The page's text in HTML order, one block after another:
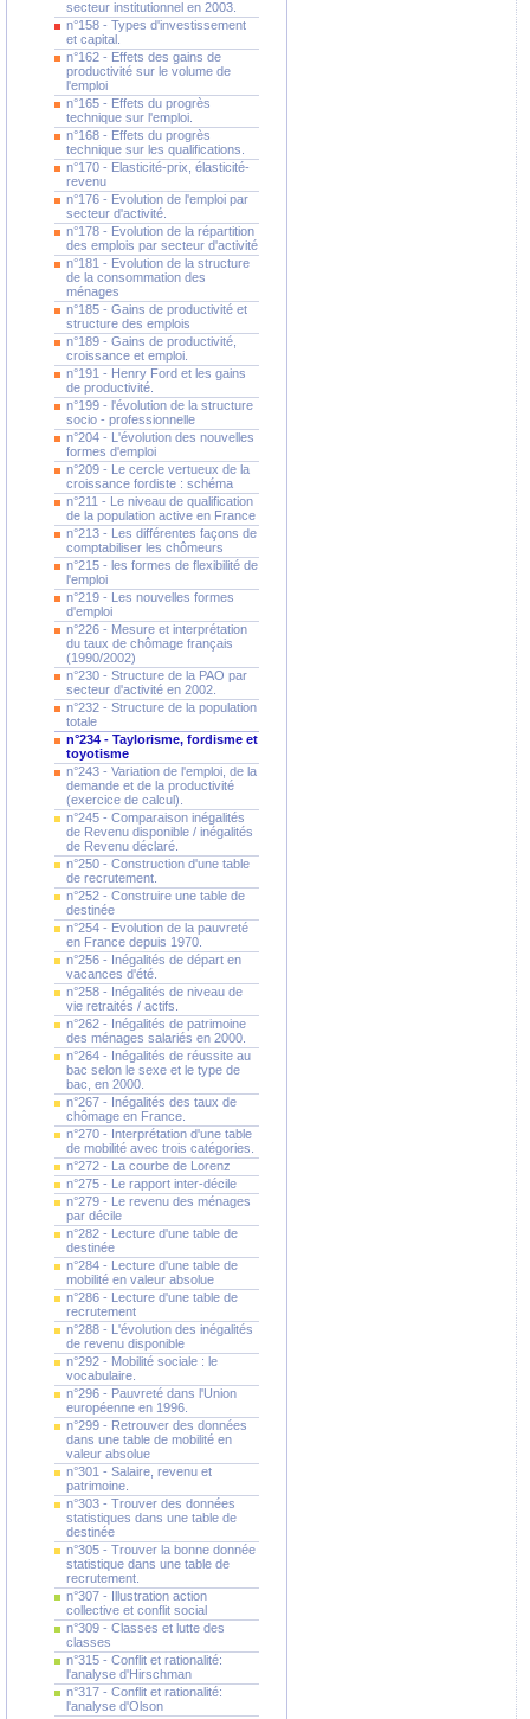
secteur institutionnel en 2003.
n°158 - Types d'investissement
et capital.
n°162 - Effets des gains de
productivité sur le volume de
l'emploi
n°165 - Effets du progrès
technique sur l'emploi.
n°168 - Effets du progrès
technique sur les qualifications.
n°170 - Elasticité-prix, élasticité-
revenu
n°176 - Evolution de l'emploi par
secteur d'activité.
n°178 - Evolution de la répartition
des emplois par secteur d'activité
n°181 - Evolution de la structure
de la consommation des
ménages
n°185 - Gains de productivité et
structure des emplois
n°189 - Gains de productivité,
croissance et emploi.
n°191 - Henry Ford et les gains
de productivité.
n°199 - l'évolution de la structure
socio - professionnelle
n°204 - L'évolution des nouvelles
formes d'emploi
n°209 - Le cercle vertueux de la
croissance fordiste : schéma
n°211 - Le niveau de qualification
de la population active en France
n°213 - Les différentes façons de
comptabiliser les chômeurs
n°215 - les formes de flexibilité de
l'emploi
n°219 - Les nouvelles formes
d'emploi
n°226 - Mesure et interprétation
du taux de chômage français
(1990/2002)
n°230 - Structure de la PAO par
secteur d'activité en 2002.
n°232 - Structure de la population
totale
n°234 - Taylorisme, fordisme et
toyotisme
n°243 - Variation de l'emploi, de la
demande et de la productivité
(exercice de calcul).
n°245 - Comparaison inégalités
de Revenu disponible / inégalités
de Revenu déclaré.
n°250 - Construction d'une table
de recrutement.
n°252 - Construire une table de
destinée
n°254 - Evolution de la pauvreté
en France depuis 1970.
n°256 - Inégalités de départ en
vacances d'été.
n°258 - Inégalités de niveau de
vie retraités / actifs.
n°262 - Inégalités de patrimoine
des ménages salariés en 2000.
n°264 - Inégalités de réussite au
bac selon le sexe et le type de
bac, en 2000.
n°267 - Inégalités des taux de
chômage en France.
n°270 - Interprétation d'une table
de mobilité avec trois catégories.
n°272 - La courbe de Lorenz
n°275 - Le rapport inter-décile
n°279 - Le revenu des ménages
par décile
n°282 - Lecture d'une table de
destinée
n°284 - Lecture d'une table de
mobilité en valeur absolue
n°286 - Lecture d'une table de
recrutement
n°288 - L'évolution des inégalités
de revenu disponible
n°292 - Mobilité sociale : le
vocabulaire.
n°296 - Pauvreté dans l'Union
européenne en 1996.
n°299 - Retrouver des données
dans une table de mobilité en
valeur absolue
n°301 - Salaire, revenu et
patrimoine.
n°303 - Trouver des données
statistiques dans une table de
destinée
n°305 - Trouver la bonne donnée
statistique dans une table de
recrutement.
n°307 - Illustration action
collective et conflit social
n°309 - Classes et lutte des
classes
n°315 - Conflit et rationalité:
l'analyse d'Hirschman
n°317 - Conflit et rationalité:
l'analyse d'Olson